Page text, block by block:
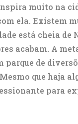
muito na
ela. Existem
está cheia de
acabam. A
parque de
que haja
para